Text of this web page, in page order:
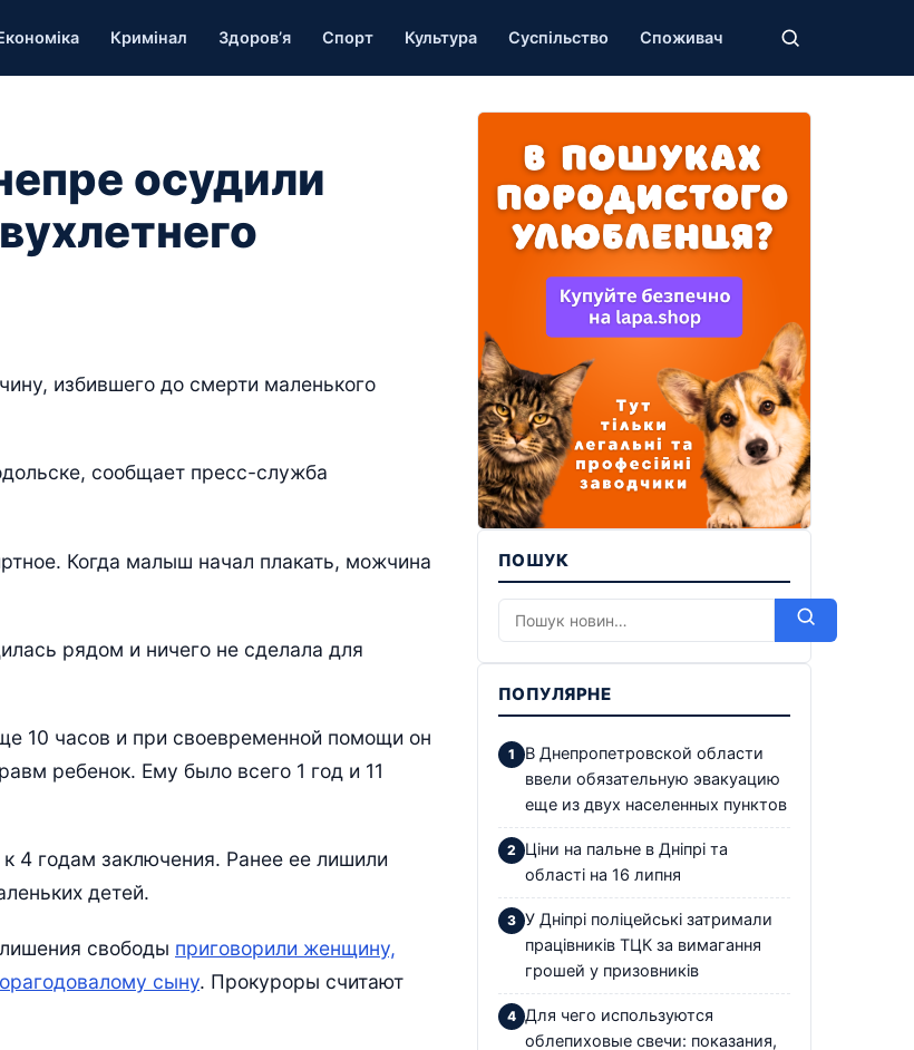
Кримінал Здоров’я Спорт Культура Суспільство Споживач
осудили
избившего до смерти маленького
сообщает пресс-служба
Когда малыш начал плакать, можчина
рядом и ничего не сделала для
10 часов и при своевременной помощи он
ребенок. Ему было всего 1 год и 11
4 годам заключения. Ранее ее лишили
детей.
свободы приговорили женщину,
сыну. Прокуроры считают
ПОШУК
ПОПУЛЯРНЕ
В Днепропетровской области
ввели обязательную эвакуацию
еще из двух населенных пунктов
Ціни на пальне в Дніпрі та
області на 16 липня
У Дніпрі поліцейські затримали
працівників ТЦК за вимагання
грошей у призовників
Для чего используются
облепиховые свечи: показания,